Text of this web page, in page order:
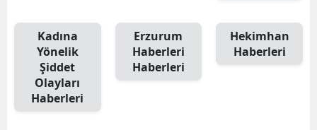
Kadına
Yönelik
Şiddet
Olayları
Haberleri
Erzurum
Haberleri
Haberleri
Hekimhan
Haberleri